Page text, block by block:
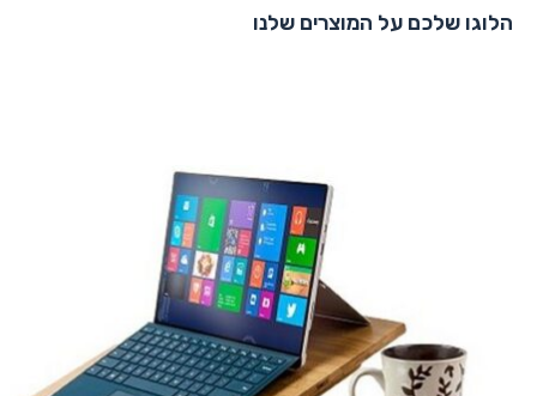
הלוגו שלכם על המוצרים שלנו